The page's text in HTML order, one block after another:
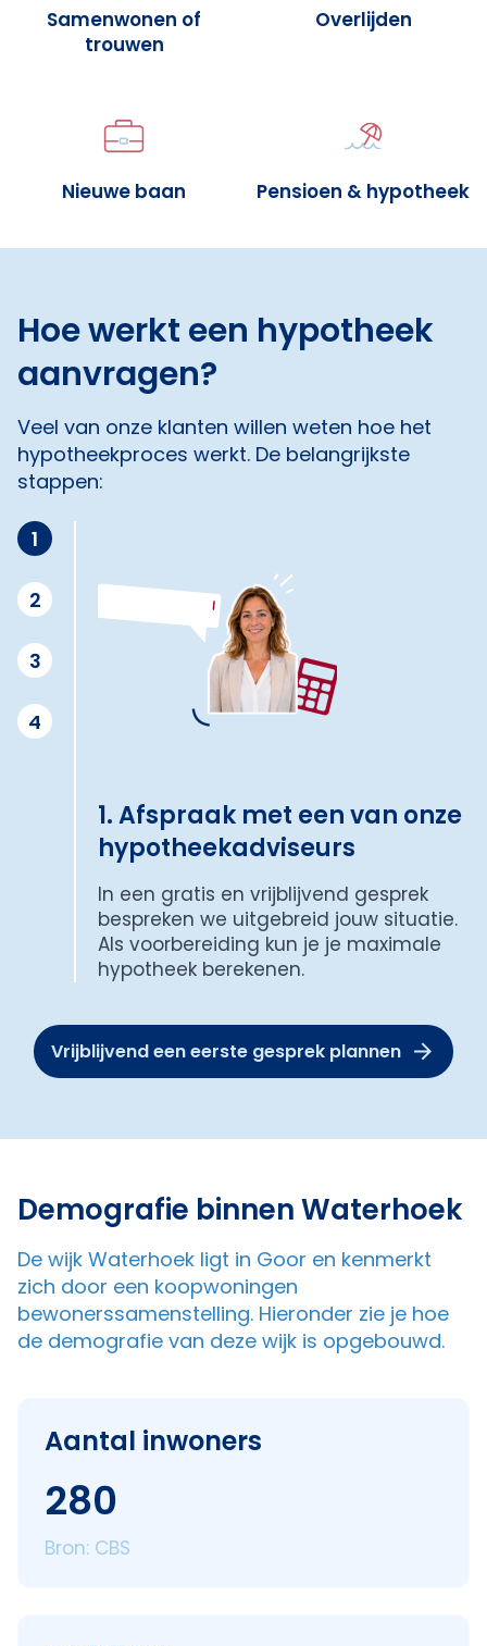
Samenwonen of
trouwen
Overlijden
Nieuwe baan Pensioen & hypotheek
Hoe werkt een hypotheek
aanvragen?
Veel van onze klanten willen weten hoe het
hypotheekproces werkt. De belangrijkste
stappen:
1
2
3
4
1. Afspraak met een van onze
hypotheekadviseurs
In een gratis en vrijblijvend gesprek
bespreken we uitgebreid jouw situatie.
Als voorbereiding kun je je maximale
hypotheek berekenen.
Vrijblijvend een eerste gesprek plannen
Demografie binnen Waterhoek
De wijk Waterhoek ligt in Goor en kenmerkt
zich door een koopwoningen
bewonerssamenstelling. Hieronder zie je hoe
de demografie van deze wijk is opgebouwd.
Aantal inwoners
280
Bron: CBS